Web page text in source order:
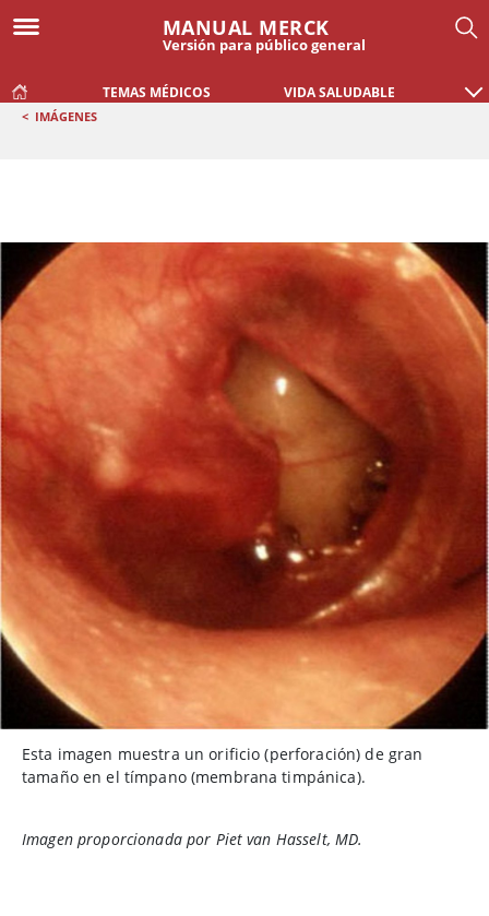
MANUAL MERCK
Versión para público general
TEMAS MÉDICOS VIDA SALUDABLE
< IMÁGENES
Esta imagen muestra un orificio (perforación) de gran
tamaño en el tímpano (membrana timpánica).
Imagen proporcionada por Piet van Hasselt, MD.